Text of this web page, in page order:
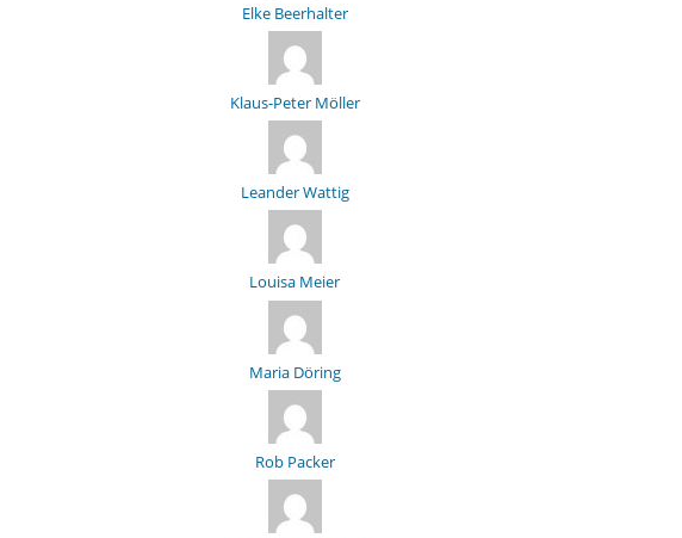
Elke Beerhalter
Klaus-Peter Möller
Leander Wattig
Louisa Meier
Maria Döring
Rob Packer